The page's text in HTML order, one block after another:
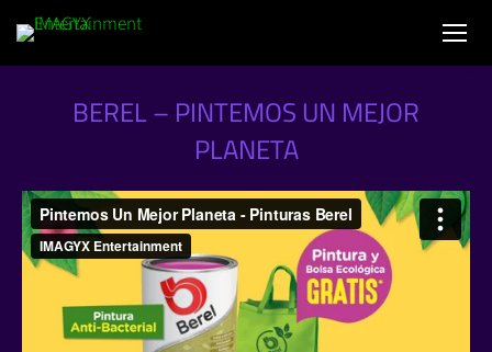
BEREL – PINTEMOS UN MEJOR
PLANETA